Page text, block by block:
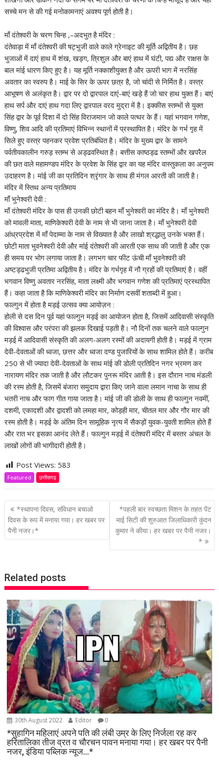
सच्चे मन से की गई मनोकामनाएं अवश्य पूर्ण होती है।
माँ दंतेश्वरी के चरण चिन्ह ,–अदभुत है मंदिर :
दंतेवाड़ा में माँ दंतेश्वरी की षट्भुजी वाले काले ग्रेनाइट की मूर्ति अद्वितीय है। छह
भुजाओं में दाएं हाथ में शंख, खड्ग, त्रिशुल और बाएं हाथ में घंटी, पद्य और राक्षस के
बाल मांई धारण किए हुए है। यह मूर्ति नक्काशीयुक्त है और ऊपरी भाग में नरसिंह
अवतार का स्वरुप है। माई के सिर के ऊपर छत्र है, जो चांदी से निर्मित है। वस्त्र
आभूषण से अलंकृत है। द्वार पर दो द्वारपाल दाएं-बाएं खड़े हैं जो चार हाथ युक्त हैं। बाएं
हाथ सर्प और दाएं हाथ गदा लिए द्वारपाल वरद मुद्रा में है। इक्कीस स्तम्भों से युक्त
सिंह द्वार के पूर्व दिशा में दो सिंह विराजमान जो काले पत्थर के हैं। यहां भगवान गणेश,
विष्णु, शिव आदि की प्रतिमाएं विभिन्न स्थानों में प्रस्थापित है। मंदिर के गर्भ गृह में
सिले हुए वस्त्र पहनकर प्रवेश प्रतिबंधित है। मंदिर के मुख्य द्वार के सामने
पर्वतीयकालीन गरुड़ स्तम्भ से अड्ढवस्थित है। बत्तीस काष्ठड्ढ स्तम्भों और खपरैल
की छत वाले महामण्डप मंदिर के प्रवेश के सिंह द्वार का यह मंदिर वास्तुकला का अनुपम
उदाहरण है। मांई जी का प्रतिदिन श्रृंगार के साथ ही मंगल आरती की जाती है।
मंदिर में स्तिथ अन्य प्रतिमाय
माँ भुनेश्वरी देवी :
माँ दंतेश्वरी मंदिर के पास ही उनकी छोटी बहन माँ भुनेश्वरी का मंदिर है। माँ भुनेश्वरी
को मावली माता, माणिकेश्वरी देवी के नाम से भी जाना जाता है। माँ भुनेश्वरी देवी
आंध्रप्रदेश में माँ पेदाम्मा के नाम से विख्यात है और लाखो श्रद्धालु उनके भक्त हैं।
छोटी माता भुवनेश्वरी देवी और मांई दंतेश्वरी की आरती एक साथ की जाती है और एक
ही समय पर भोग लगाया जाता है। लगभग चार फीट ऊंची माँ भुवनेश्वरी की
अष्टड्ढभुजी प्रतिमा अद्वितीय है। मंदिर के गर्भगृह में नौ ग्रहों की प्रतिमाएं है। वहीं
भगवान विष्णु अवतार नरसिंह, माता लक्ष्मी और भगवान गणेश की प्रतिमाएं प्रस्थापित
हैं। कहा जाता है कि माणिकेश्वरी मंदिर का निर्माण दसवीं शताब्दी में हुआ।
फाल्गुन में होता है मड़ई उत्सव क्या आयोज़न :
होली से दस दिन पूर्व यहां फाल्गुन मड़ई का आयोजन होता है, जिसमें आदिवासी संस्कृति
की विश्वास और परंपरा की झलक दिखाई पड़ती है। नौ दिनों तक चलने वाले फाल्गुन
मड़ई में आदिवासी संस्कृति की अलग-अलग रस्मों की अदायगी होती है। मड़ई में ग्राम
देवी-देवताओं की ध्वजा, छत्तर और ध्वजा दण्ड पुजारियों के साथ शामिल होते हैं। करीब
250 से भी ज्यादा देवी-देवताओं के साथ मांई की डोली प्रतिदिन नगर भ्रमण कर
नारायण मंदिर तक जाती है और लौटकर पुनरू मंदिर आती है। इस दौरान नाच मंडली
की रस्म होती है, जिसमें बंजारा समुदाय द्वारा किए जाने वाला लमान नाचा के साथ ही
भतरी नाच और फाग गीत गाया जाता है। मांई जी की डोली के साथ ही फाल्गुन नवमीं,
दशमी, एकादशी और द्वादशी को लमहा मार, कोड़ही मार, चीतल मार और गौर मार की
रस्म होती है। मड़ई के अंतिम दिन सामूहिक नृत्य में सैकड़ों युवक-युवती शामिल होते हैं
और रात भर इसका आनंद लेते हैं। फाल्गुन मड़ई में दंतेश्वरी मंदिर में बस्तर अंचल के
लाखों लोगों की भागीदारी होती है।
Post Views: 583
Featured छत्तीसगढ़
P
o
s
a
v
i
g
a
t
i
o
n
*स्थापना दिवस, संविधान बचाओ
दिवस के रूप में मनाया गया। हर खबर पर
पैनी नजर।*
*पहली बार स्वच्छता मिशन के तहत पेंट
माई सिटी की शुरुआत जिलाधिकारी कुंदन
कुमार ने कीया। हर खबर पर पैनी नजर।
*
Related posts
30th August 2022 Editor 0
*सुहागिन महिलाएं अपने पति की लंबी उम्र के लिए निर्जला रह कर
हरितालिका तीज व्रत व चौरचन पावन मनाया गया। हर खबर पर पैनी
नजर, इंडिया पब्लिक न्यूज…*